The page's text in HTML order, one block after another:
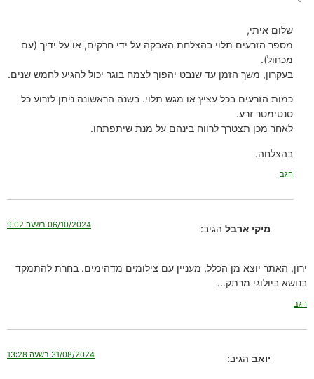
שלום איתי,
מספר הזרעים תלוי בהצלחת האבקה על ידי חרקים, או על ידיך (עם
מכחול).
בעקרון, משך הזמן עד שנבט יהפוך לצמח בוגר יכול להגיע לחמש שנים.
כמות הזרעים בכל עציץ או מגש תלוי. בשנה הראשונה ניתן לזרוע כל
סנטימטר זרע.
לאחר מכן תצטרך לרווח בינהם על מנת שיתפתחו.
בהצלחה.
הגב
מיקי ארבל הגיב: 06/10/2024 בשעה 9:02
ירון, האתר יוצא מן הכלל, מעניין עם צילומים מדהימים. בחרת להתמקד
בנושא ביולוגי מרתק…
הגב
יואב הגיב: 31/08/2024 בשעה 13:28